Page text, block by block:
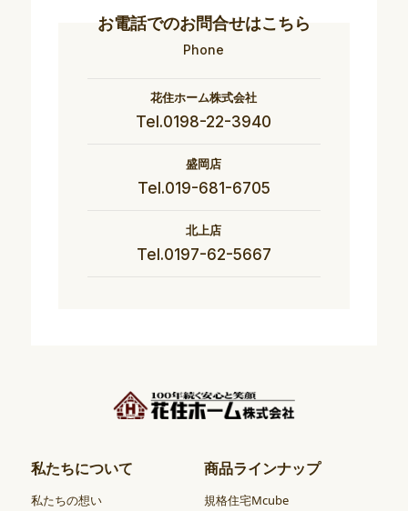
お電話でのお問合せはこちら
Phone
花住ホーム株式会社
Tel.0198-22-3940
盛岡店
Tel.019-681-6705
北上店
Tel.0197-62-5667
私たちについて
私たちの想い
商品ラインナップ
規格住宅Mcube